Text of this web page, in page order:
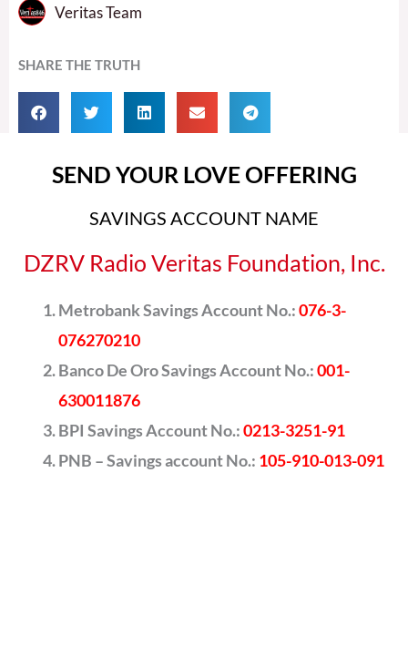
Veritas Team
SHARE THE TRUTH
SEND YOUR LOVE OFFERING
SAVINGS ACCOUNT NAME
DZRV Radio Veritas Foundation, Inc.
Metrobank Savings Account No.:076-3-
076270210
Banco De Oro Savings Account No.:001-
630011876
BPI Savings Account No.:0213-3251-91
PNB – Savings account No.: 105-910-013-091